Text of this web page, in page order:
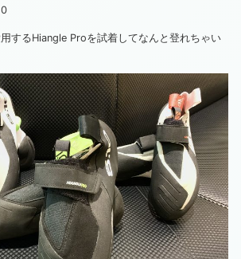
するHiangle Proを試着してなんと登れちゃい